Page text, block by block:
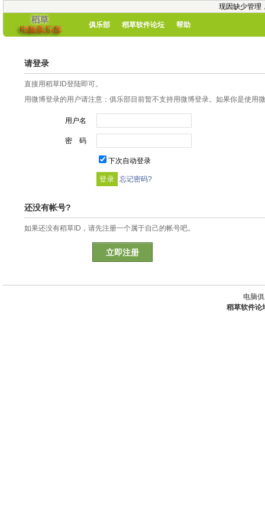
现因缺少管理
俱乐部 稻草软件论坛 帮助
请登录
直接用稻草ID登陆即可。
用微博登录的用户请注意：俱乐部目前暂不支持用微博登录。如果你是使用
用户名
密 码
下次自动登录
忘记密码?
还没有帐号?
如果还没有稻草ID，请先注册一个属于自己的帐号吧。
立即注册
电脑
稻草软件论